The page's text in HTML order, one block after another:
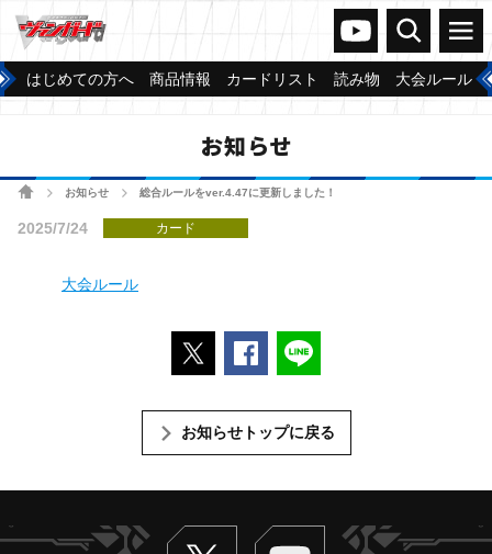
ヴァンガードch
検索 メニュー
はじめての方へ 商品情報 カードリスト 読み物 大会ルール
お知らせ
ホームお知らせ 総合ルールをver.4.47に更新しました！
2025/7/24 カード
大会ルール
ポストするFacebookでシェアする
お知らせトップに戻る
Twitter ヴァンガードch